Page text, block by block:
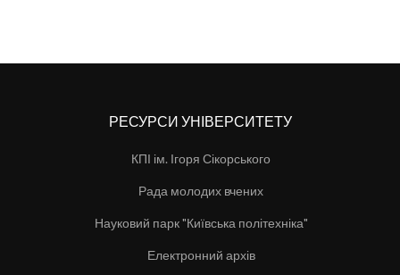
РЕСУРСИ УНІВЕРСИТЕТУ
КПІ ім. Ігоря Сікорського
Рада молодих вчених
Науковий парк "Київська політехніка"
Електронний архів